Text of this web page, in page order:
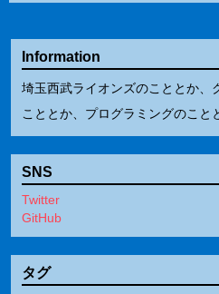
Information
埼玉西武ライオンズのこととか、
こととか、プログラミングのこと
SNS
Twitter
GitHub
タグ